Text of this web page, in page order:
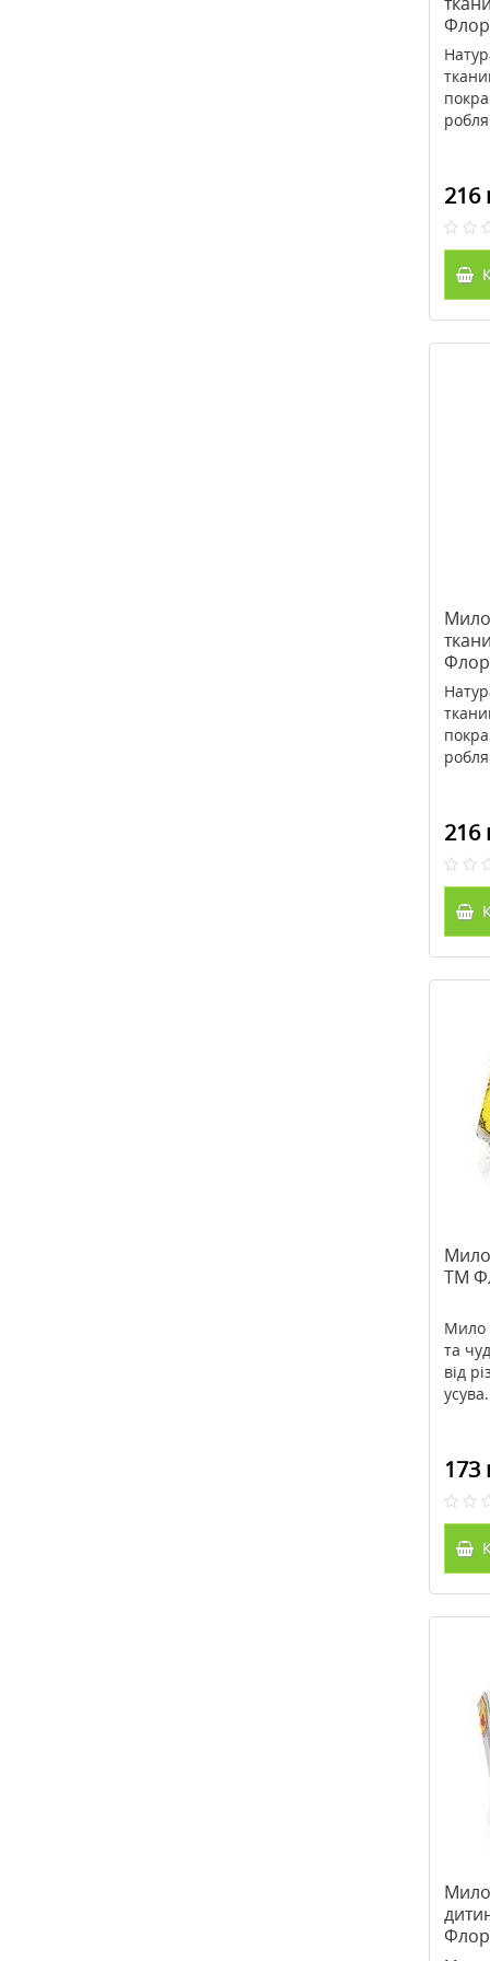
216
Мило
216
Мило
TM
Мило
та
від
173